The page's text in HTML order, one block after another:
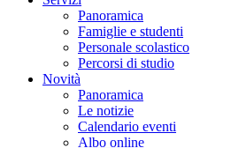
Panoramica
Famiglie e studenti
Personale scolastico
Percorsi di studio
Novità
Panoramica
Le notizie
Calendario eventi
Albo online